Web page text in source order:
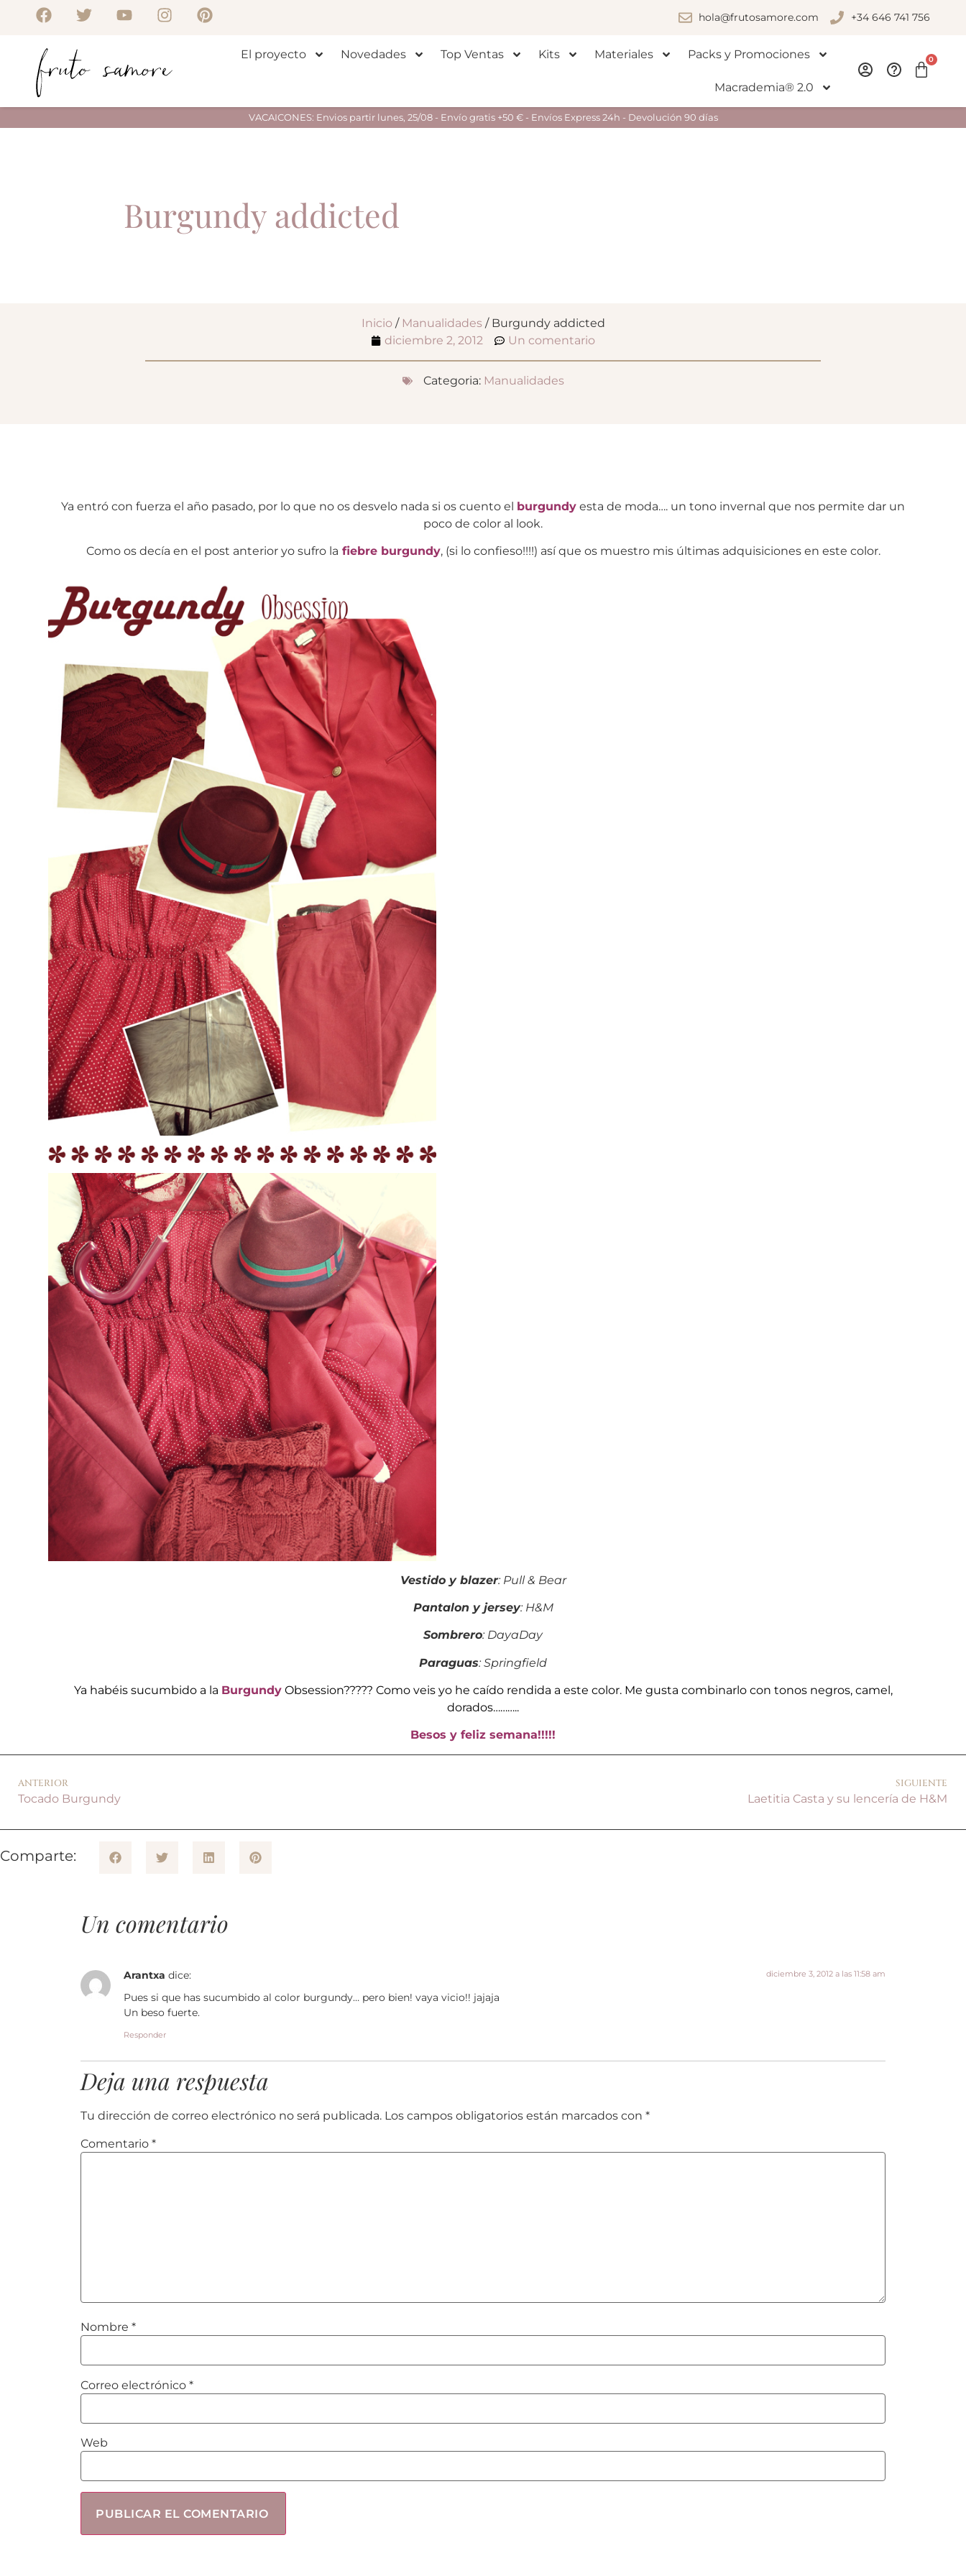
hola@frutosamore.com +34 646 741 756
El proyecto Novedades Top Ventas Kits Materiales Packs y Promociones
Macrademia® 2.0
0
VACAICONES: Envios partir lunes, 25/08 - Envío gratis +50 € - Envíos Express 24h - Devolución 90 días
Burgundy addicted
Inicio/ Manualidades/ Burgundy addicted
diciembre 2, 2012
Un comentario
Categoria: Manualidades
Ya entró con fuerza el año pasado, por lo que no os desvelo nada si os cuento el burgundy esta de moda…. un tono invernal que nos permite dar un
poco de color al look.
Como os decía en el post anterior yo sufro la fiebre burgundy, (si lo confieso!!!!) así que os muestro mis últimas adquisiciones en este color.
Vestido y blazer: Pull & Bear
Pantalon y jersey: H&M
Sombrero: DayaDay
Paraguas: Springfield
Ya habéis sucumbido a la BurgundyObsession????? Como veis yo he caído rendida a este color. Me gusta combinarlo con tonos negros, camel,
dorados………..
Besos y feliz semana!!!!!
ANTERIOR
Tocado Burgundy
SIGUIENTE
Laetitia Casta y su lencería de H&M
Comparte:
Un comentario
Arantxa dice: diciembre 3, 2012 a las 11:58 am
Pues si que has sucumbido al color burgundy… pero bien! vaya vicio!! jajaja
Un beso fuerte.
Responder
Deja una respuesta
Tu dirección de correo electrónico no será publicada. Los campos obligatorios están marcados con *
Comentario *
Nombre *
Correo electrónico *
Web